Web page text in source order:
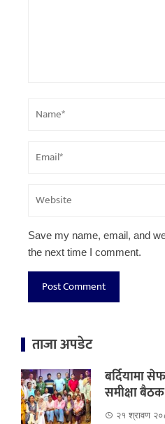
Save my name, email, and
the next time I comment.
ताजा अपडेट
बर्दियामा
समीक्षा
२१ श्रावण